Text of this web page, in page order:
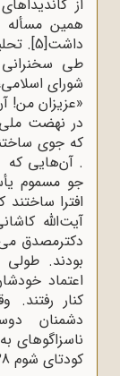
از
همین مسأله
داشت
.[5]
شورای
»عزیزان من!
در نهضت
. آن‌هایی‌ که
جو مسموم
افترا
آیت‌الله
دکترمصدق
بودند.
اعتماد
کنار
دشمنان
ناسزاگوهای‌
کودتای‌ شوم 28 مرداد ایجاد شد